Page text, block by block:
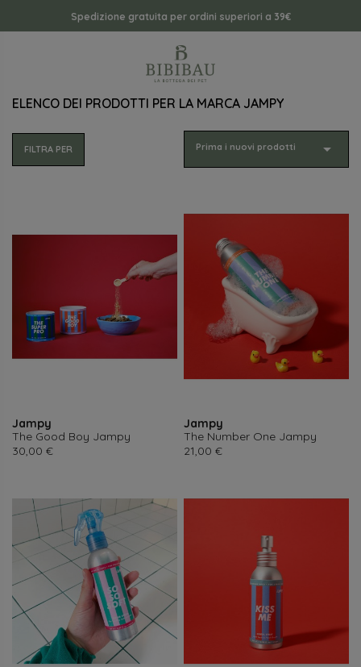
Spedizione gratuita per ordini superiori a 39€
ELENCO DEI PRODOTTI PER LA MARCA JAMPY
FILTRA PER Prima i nuovi prodotti 
Jampy
The Good Boy Jampy
Prezzo
30,00 €
Jampy
The Number One Jampy
Prezzo
21,00 €